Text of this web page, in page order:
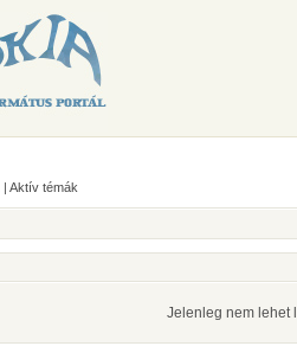
| Aktív témák
Jelenleg nem lehet